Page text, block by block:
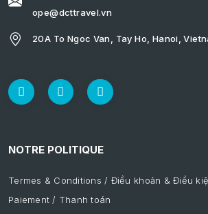
ope@dcttravel.vn
20A To Ngoc Van, Tay Ho, Hanoi,
NOTRE POLITIQUE
Termes & Conditions / Điều khoản & Điều
Paiement / Thanh toán